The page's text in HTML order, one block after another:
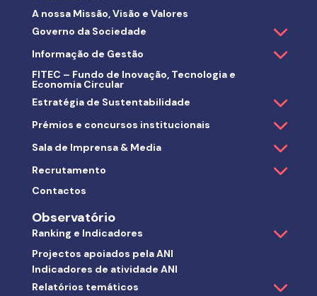
A nossa Missão, Visão e Valores
Governo da Sociedade
Informação de Gestão
FITEC – Fundo de Inovação, Tecnologia e
Economia Circular
Estratégia de Sustentabilidade
Prémios e concursos institucionais
Sala de Imprensa & Media
Recrutamento
Contactos
Observatório
Ranking e Indicadores
Projectos apoiados pela ANI
Indicadores de atividade ANI
Relatórios temáticos